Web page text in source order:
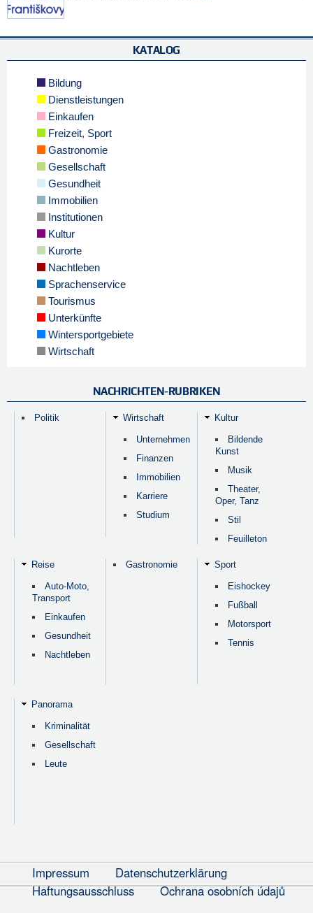
KATALOG
Bildung
Dienstleistungen
Einkaufen
Freizeit, Sport
Gastronomie
Gesellschaft
Gesundheit
Immobilien
Institutionen
Kultur
Kurorte
Nachtleben
Sprachenservice
Tourismus
Unterkünfte
Wintersportgebiete
Wirtschaft
NACHRICHTEN-RUBRIKEN
Politik Wirtschaft
Unternehmen
Finanzen
Immobilien
Karriere
Studium
Kultur
Bildende
Kunst
Musik
Theater,
Oper, Tanz
Stil
Feuilleton
Reise
Auto-Moto,
Transport
Einkaufen
Gesundheit
Nachtleben
Gastronomie Sport
Eishockey
Fußball
Motorsport
Tennis
Panorama
Kriminalität
Gesellschaft
Leute
Impressum
Datenschutzerklärung
Haftungsausschluss
Ochrana osobních údajů